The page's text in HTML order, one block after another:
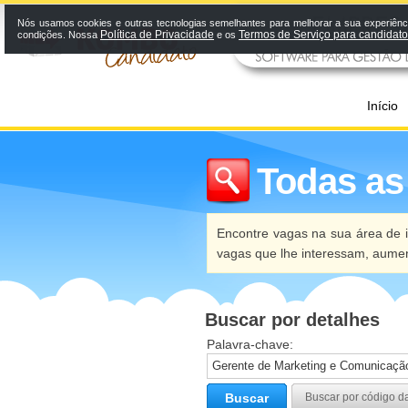
Início
Todas
Encontre vagas na sua área
vagas que lhe interessam,
Buscar por detalhes
Palavra-chave:
Buscar Buscar por código
Nós usamos cookies e outras tecnologias semelhantes para melhorar a sua
condições. Nossa Política de Privacidade e os Termos de Serviço para